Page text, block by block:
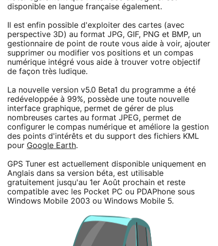
disponible en langue française également.
Il est enfin possible d'exploiter des cartes (avec
perspective 3D) au format JPG, GIF, PNG et BMP, un
gestionnaire de point de route vous aide à voir, ajouter
supprimer ou modifier vos positions et un compas
numérique intégré vous aide à trouver votre objectif
de façon très ludique.
La nouvelle version v5.0 Beta1 du programme a été
redéveloppée à 99%, possède une toute nouvelle
interface graphique, permet de gérer de plus
nombreuses cartes au format JPEG, permet de
configurer le compas numérique et améliore la gestion
des points d'intérêts et du support des fichiers KML
pour Google Earth.
GPS Tuner est actuellement disponible uniquement en
Anglais dans sa version béta, est utilisable
gratuitement jusqu'au 1er Août prochain et reste
compatible avec les Pocket PC ou PDAPhone sous
Windows Mobile 2003 ou Windows Mobile 5.